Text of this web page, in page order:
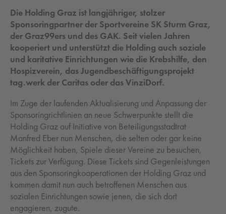
Die Holding Graz ist langjähriger, stolzer
Sponsoringpartner der Sportvereine SK Sturm Graz,
der Graz99ers und des GAK. Seit vielen Jahren
kooperiert und unterstützt die Holding auch soziale
und karitative Einrichtungen wie die Krebshilfe, den
Hospizverein, das Jugendbeschäftigungsprojekt
tag.werk der Caritas oder das VinziDorf.
Im Zuge der laufenden Aktualisierung und Anpassung der
Sponsoringrichtlinien an neue Schwerpunkte stellt die
Holding Graz auf Initiative von Beteiligungsstadtrat
Manfred Eber nun Menschen, die selten oder gar keine
Möglichkeit haben, Spiele dieser Vereine zu besuchen,
Tickets zur Verfügung. Diese Tickets sind Gegenleistungen
aus den Sponsoringkooperationen der Holding Graz und
kommen damit nun auch betroffenen Menschen aus
sozialen Einrichtungen sowie jenen, die sich dort
engagieren, zugute.